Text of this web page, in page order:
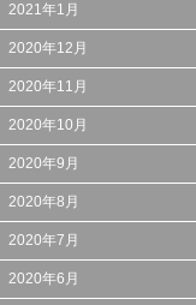
2021年1月
2020年12月
2020年11月
2020年10月
2020年9月
2020年8月
2020年7月
2020年6月